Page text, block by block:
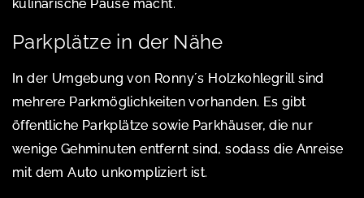
kulinarische Pause macht.
Parkplätze in der Nähe
In der Umgebung von Ronny´s Holzkohlegrill sind
mehrere Parkmöglichkeiten vorhanden. Es gibt
öffentliche Parkplätze sowie Parkhäuser, die nur
wenige Gehminuten entfernt sind, sodass die Anreise
mit dem Auto unkompliziert ist.